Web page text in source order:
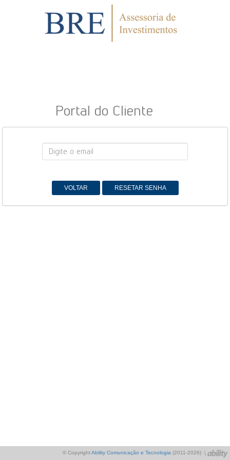
Portal do Cliente
VOLTAR RESETAR SENHA
© CopyrightAbility Comunicação e Tecnologia (2011-2026)